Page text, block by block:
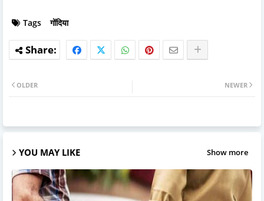
Tags गोंदिया
NEWER
OLDER
YOU MAY LIKE Show more